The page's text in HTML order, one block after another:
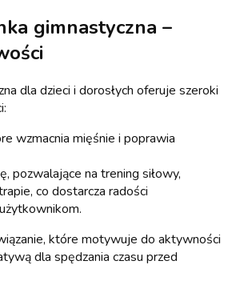
gimnastyczna –
dla dzieci i dorosłych oferuje szeroki
wzmacnia mięśnie i poprawia
pozwalające na trening siłowy,
co dostarcza radości
które motywuje do aktywności
dla spędzania czasu przed